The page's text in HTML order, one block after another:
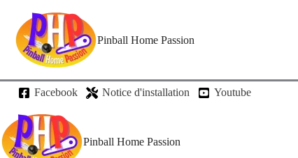
Pinball Home Passion
Facebook Notice d'installation Youtube
Pinball Home Passion